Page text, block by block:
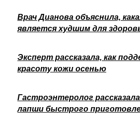
Врач Дианова объяснила,
является худшим для
Эксперт рассказала, как
красоту кожи осенью
Гастроэнтеролог
лапши быстрого